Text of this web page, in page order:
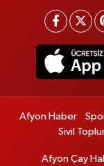
Afyon Haber
Sivil
Afyon Çay